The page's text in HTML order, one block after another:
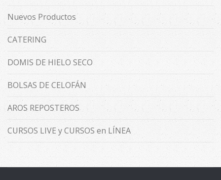
Nuevos Productos
CATERING
DOMIS DE HIELO SECO
BOLSAS DE CELOFÁN
AROS REPOSTEROS
CURSOS LIVE y CURSOS en LÍNEA